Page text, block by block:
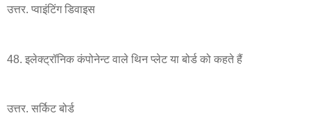
उत्तर. प्वाइंटिंग डिवाइस
48. इलेक्ट्रॉनिक कंपोनेन्ट वाले थिन प्लेट या बोर्ड को कहते हैं
उत्तर. सर्किट बोर्ड